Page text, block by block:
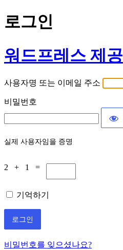
로그인
워드프레스 제공
사용자명 또는 이메일 주소
비밀번호
실제 사용자임을 증명
2 + 1 =
기억하기
비밀번호를 잊으셨나요?